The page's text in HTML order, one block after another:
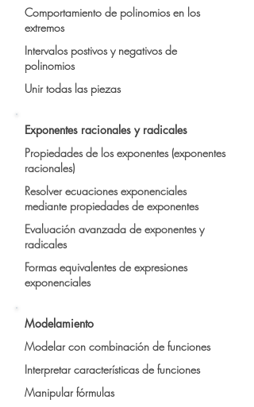
Comportamiento de polinomios en los
extremos
Intervalos postivos y negativos de
polinomios
Unir todas las piezas
Exponentes racionales y radicales
Propiedades de los exponentes (exponentes
racionales)
Resolver ecuaciones exponenciales
mediante propiedades de exponentes
Evaluación avanzada de exponentes y
radicales
Formas equivalentes de expresiones
exponenciales
Modelamiento
Modelar con combinación de funciones
Interpretar características de funciones
Manipular fórmulas